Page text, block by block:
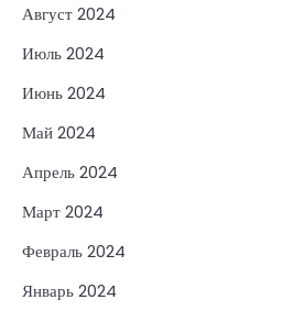
Август 2024
Июль 2024
Июнь 2024
Май 2024
Апрель 2024
Март 2024
Февраль 2024
Январь 2024